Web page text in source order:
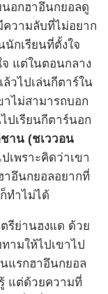
อกฮาอึนกยอลดู
ความลับที่ไม่อยาก
กเรียนที่ตั้งใจ
แต่ในตอนกลาง
วไปเล่นกีตาร์ใน
ไม่สามารถบอก
ปเรียนกีตาร์นอก
าน (ชเววอน
เพราะคิดว่าเขา
อึนกยอลอยากที่
ทำไม่ได้
รีย่านฮงแด ด้วย
ามให้ไปเขาไป
แรกฮาอึนกยอล
แต่ด้วยความที่